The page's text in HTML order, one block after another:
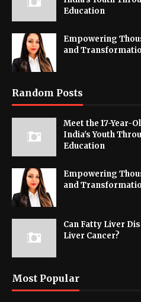
Education
Empowering
and
Random Posts
Meet the 17-Year-
India's Youth
Education
Empowering
and
Can Fatty Liver
Liver Cancer?
Most Popular